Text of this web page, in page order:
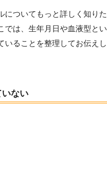
についてもっと詳しく知りた
では、生年月日や血液型とい
いることを整理してお伝えし
ない